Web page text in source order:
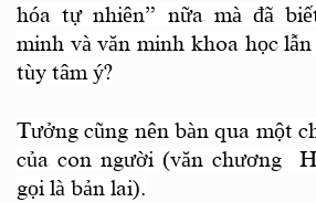
hóa tự nhiên” nữa mà đã
minh và văn minh khoa học
tùy tâm ý?
Tưởng cũng nên bàn qua một
của con người (văn chương
gọi là bản lai).